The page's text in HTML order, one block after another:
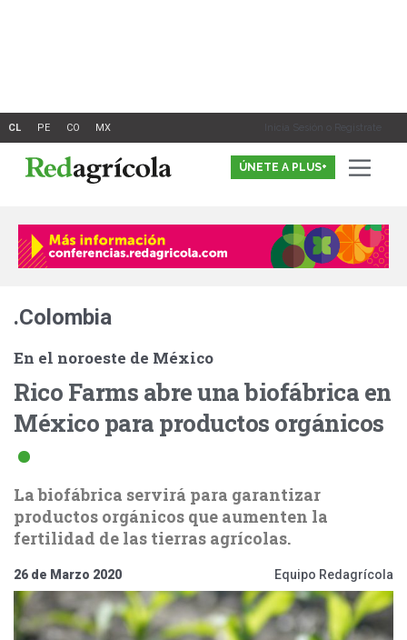
Inicia Sesión o Registrate
ÚNETE A PLUS+
.Colombia
En el noroeste de México
Rico Farms abre una biofábrica en
México para productos orgánicos
La biofábrica servirá para garantizar
productos orgánicos que aumenten la
fertilidad de las tierras agrícolas.
26 de Marzo 2020 Equipo Redagrícola